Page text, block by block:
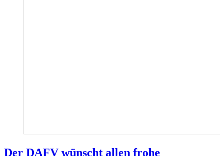
Der DAFV wünscht allen frohe